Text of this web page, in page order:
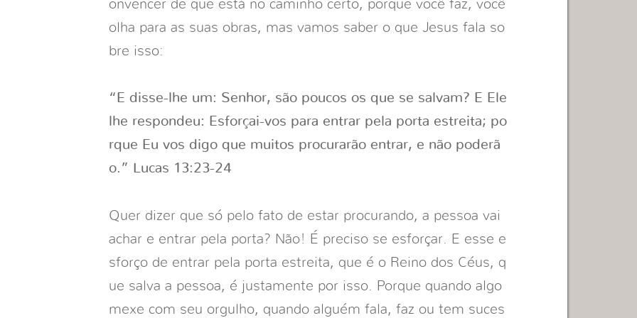
onvencer de que está no caminho certo, porque você faz, você
olha para as suas obras, mas vamos saber o que Jesus fala so
bre isso:
“E disse-lhe um: Senhor, são poucos os que se salvam? E Ele
lhe respondeu: Esforçai-vos para entrar pela porta estreita; po
rque Eu vos digo que muitos procurarão entrar, e não poderã
o.” Lucas 13:23-24
Quer dizer que só pelo fato de estar procurando, a pessoa vai
achar e entrar pela porta? Não! É preciso se esforçar. E esse e
sforço de entrar pela porta estreita, que é o Reino dos Céus, q
ue salva a pessoa, é justamente por isso. Porque quando algo
mexe com seu orgulho, quando alguém fala, faz ou tem suces